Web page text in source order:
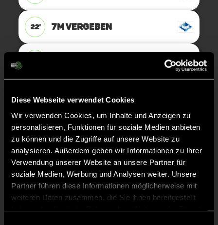
Diese Webseite verwendet Cookies
Wir verwenden Cookies, um Inhalte und Anzeigen zu
personalisieren, Funktionen für soziale Medien anbieten
zu können und die Zugriffe auf unsere Website zu
analysieren. Außerdem geben wir Informationen zu Ihrer
Verwendung unserer Website an unsere Partner für
soziale Medien, Werbung und Analysen weiter. Unsere
Partner führen diese Informationen möglicherweise mit
weiteren Daten zusammen, die Sie ihnen bereitgestellt
22' 7M VERGEBEN
TOR 2:1, FELDTOR
EllaM.
15' ANPFIFF 2. Halbzeit
15' ABPFIFF 1. Halbzeit